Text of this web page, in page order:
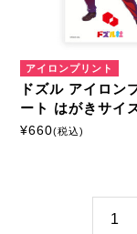
アイロンプリント
ドズル アイロン
ート はがきサイ
¥660(税込)
1